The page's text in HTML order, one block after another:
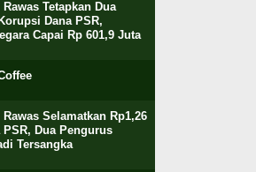
Tetapkan Dua
Dana PSR,
Capai Rp 601,9 Juta
Selamatkan Rp1,26
PSR, Dua Pengurus
Tersangka